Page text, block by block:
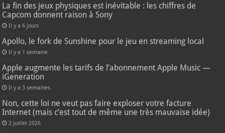
La fin des jeux physiques est inévitable : les chiffres de
Capcom donnent raison à Sony
Il y a 6 jours
Apollo, le fork de Sunshine pour le jeu en streaming local
Il y a 1 semaine
Apple augmente les tarifs de l’abonnement Apple Music —
iGeneration
Il y a 3 semaines
Non, cette loi ne veut pas faire exploser votre facture
Internet (mais c’est tout de même une très mauvaise idée)
2 juillet 2026